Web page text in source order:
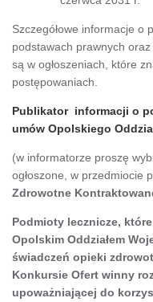
Szczegółowe informacje o
podstawach prawnych
są w ogłoszeniach, które
postępowaniach.
Publikator informacji o
umów Opolskiego
(w informatorze proszę
ogłoszone, w przedmiocie
Zdrowotne
Podmioty lecznicze,
Opolskim Oddziałem
świadczeń opieki
Konkursie Ofert winny
upoważniającej do